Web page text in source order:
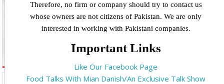
Therefore, no firm or company should try to contact us
whose owners are not citizens of Pakistan. We are only
interested in working with Pakistani companies.
Important Links
Like Our Facebook Page
Food Talks With Mian Danish/An Exclusive Talk Show
Sign Up Signup Now